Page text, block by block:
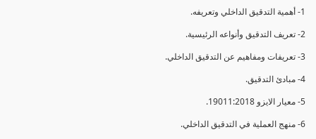
1- أهمية التدقيق الداخلي وتعريفه.
2- تعريف التدقيق وأنواعه الرئيسية.
3- تعريفات ومفاهيم عن التدقيق الداخلي.
4- مبادئ التدقيق.
5- معيار الايزو 19011:2018.
6- منهج العملية في التدقيق الداخلي.